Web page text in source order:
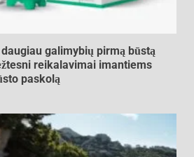
galimybių pirmą būstą
reikalavimai imantiems
paskolą